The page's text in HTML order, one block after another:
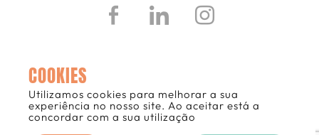
Política de Privacidade
de Denúncias
Eporifrutas © Todos os direitos reservados | Desenvolvido
COOKIES
Utilizamos cookies para melhorar a sua
experiência no nosso site. Ao aceitar está a
concordar com a sua utilização